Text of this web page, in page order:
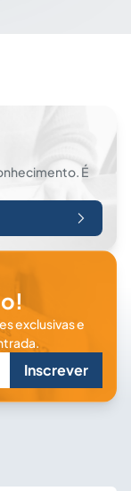
É
exclusivas e
Inscrever